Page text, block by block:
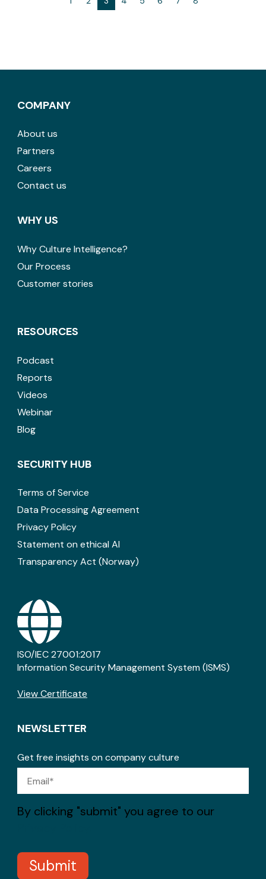
COMPANY
About us
Partners
Careers
Contact us
WHY US
Why Culture Intelligence?
Our Process
Customer stories
RESOURCES
Podcast
Reports
Videos
Webinar
Blog
SECURITY HUB
Terms of Service
Data Processing Agreement
Privacy Policy
Statement on ethical AI
Transparency Act (Norway)
ISO/IEC 27001:2017
Information Security Management System (ISMS)
View Certificate
NEWSLETTER
Get free insights on company culture
By clicking "submit" you agree to our